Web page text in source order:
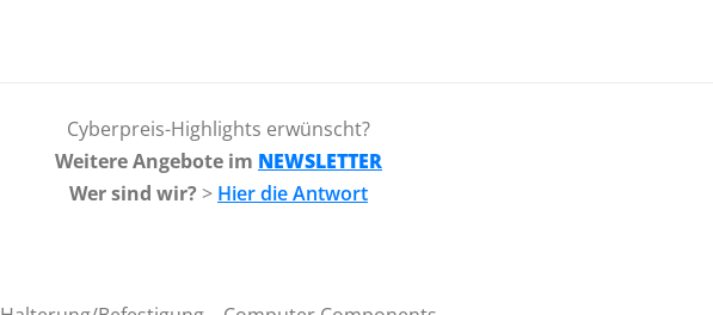
Cyberpreis-Highlights erwünscht?
Weitere Angebote im NEWSLETTER
Wer sind wir? > Hier die Antwort